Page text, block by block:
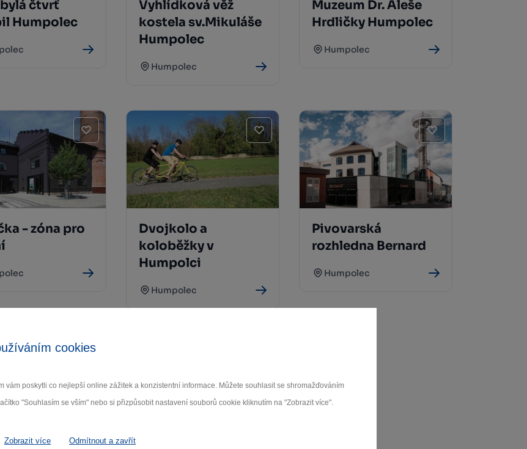
cookies
vám poskytli co nejlepší online zážitek a konzistentní informace. Můžete souhlasit se shromažďováním
"Souhlasím se vším" nebo si přizpůsobit nastavení souborů cookie kliknutím na "Zobrazit více".
Zobrazit více Odmítnout a zavřít
čtvrť
Humpolec
Vyhlídková věž
kostela sv.Mikuláše
Humpolec
Humpolec
Muzeum Dr. Aleše
Hrdličky Humpolec
Humpolec
- zóna pro
Dvojkolo a
koloběžky v
Humpolci
Humpolec
Pivovarská
rozhledna Bernard
Humpolec